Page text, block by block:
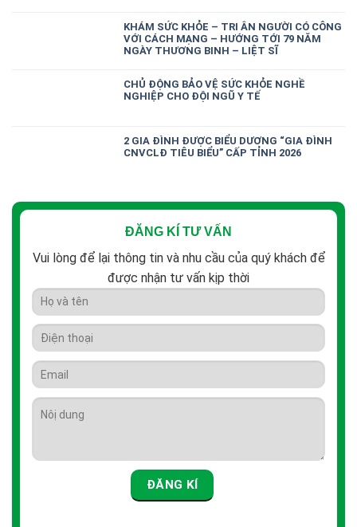
KHÁM SỨC KHỎE – TRI ÂN NGƯỜI CÓ CÔNG
VỚI CÁCH MẠNG – HƯỚNG TỚI 79 NĂM
NGÀY THƯƠNG BINH – LIỆT SĨ
CHỦ ĐỘNG BẢO VỆ SỨC KHỎE NGHỀ
NGHIỆP CHO ĐỘI NGŨ Y TẾ
2 GIA ĐÌNH ĐƯỢC BIỂU DƯƠNG “GIA ĐÌNH
CNVCLĐ TIÊU BIỂU” CẤP TỈNH 2026
ĐĂNG KÍ TƯ VẤN
Vui lòng để lại thông tin và nhu cầu của quý khách để
được nhận tư vấn kịp thời